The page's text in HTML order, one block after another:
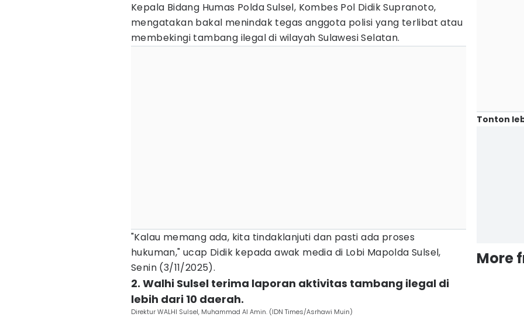
Kepala Bidang Humas Polda Sulsel, Kombes Pol Didik Supranoto,
mengatakan bakal menindak tegas anggota polisi yang terlibat atau
membekingi tambang ilegal di wilayah Sulawesi Selatan.
"Kalau memang ada, kita tindaklanjuti dan pasti ada proses
hukuman," ucap Didik kepada awak media di Lobi Mapolda Sulsel,
Senin (3/11/2025).
2. Walhi Sulsel terima laporan aktivitas tambang ilegal di
lebih dari 10 daerah.
Direktur WALHI Sulsel, Muhammad Al Amin. (IDN Times/Asrhawi Muin)
Tonton
More